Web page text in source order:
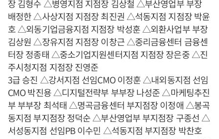
장 김형수 △병영지점 지점장 김상철 △부산영업부 부장
배정한 △사상지점 지점장 최진권 △석동지점 지점장 박윤
호 △외동기업금융지점 지점장 박성훈 △외환사업부 부장
김상원 △장유지점 지점장 이창근 △중리금융센터 금융센
터장 정종태 △중소기업지원센터지점 지점장 장은중 △진
주시청지점 지점장 진영준
3급 승진 △강서지점 선임CMO 이정훈 △내외동지점 선임
CMO 박진용 △디지털전략부 부부장 나성준 △마케팅추진
부 부부장 최석태 △명곡금융센터 부지점장 이정애 △봉곡
동지점 부지점장 정덕순 △부산영업부 부지점장 구종선 △
서성동지점 선임PB 이수민 △석동지점 부지점장 박찬호